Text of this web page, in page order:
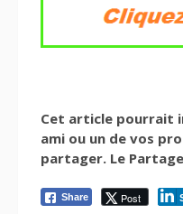
Cet article pourrait
ami ou un de vos
partager. Le Partage
Share Post